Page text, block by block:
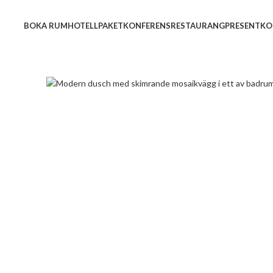
BOKA RUMHOTELLPAKETKONFERENSRESTAURANG